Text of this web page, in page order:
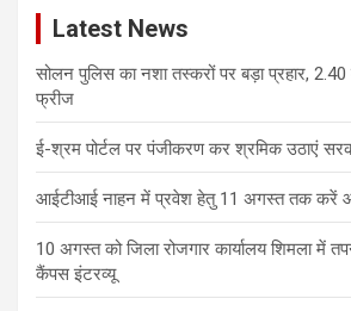
Latest News
सोलन पुलिस का नशा तस्करों पर बड़ा प्रहार,
फ्रीज
ई-श्रम पोर्टल पर पंजीकरण कर श्रमिक उठाएं
आईटीआई नाहन में प्रवेश हेतु 11 अगस्त तक
10 अगस्त को जिला रोजगार कार्यालय शिमला में
कैंपस इंटरव्यू